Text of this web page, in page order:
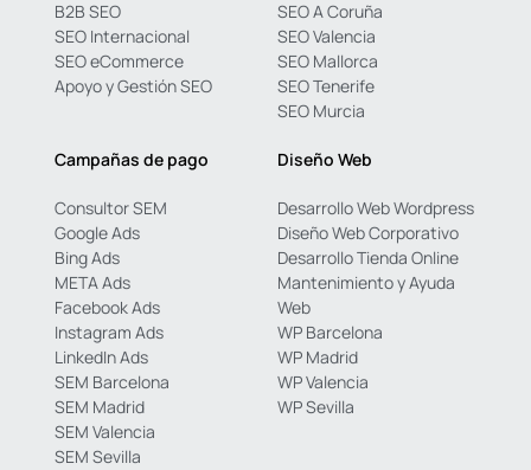
B2B SEO
SEO Internacional
SEO eCommerce
Apoyo y Gestión SEO
SEO A Coruña
SEO Valencia
SEO Mallorca
SEO Tenerife
SEO Murcia
Campañas de pago
Consultor SEM
Google Ads
Bing Ads
META Ads
Facebook Ads
Instagram Ads
LinkedIn Ads
SEM Barcelona
SEM Madrid
SEM Valencia
SEM Sevilla
Diseño Web
Desarrollo Web Wordpress
Diseño Web Corporativo
Desarrollo Tienda Online
Mantenimiento y Ayuda
Web
WP Barcelona
WP Madrid
WP Valencia
WP Sevilla